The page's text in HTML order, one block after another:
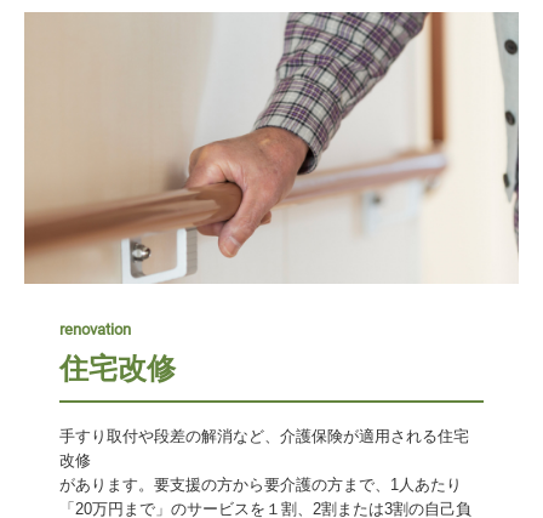
renovation
住宅改修
手すり取付や段差の解消など、介護保険が適用される住宅
改修
があります。要支援の方から要介護の方まで、1人あたり
「20万円まで」のサービスを１割、2割または3割の自己負